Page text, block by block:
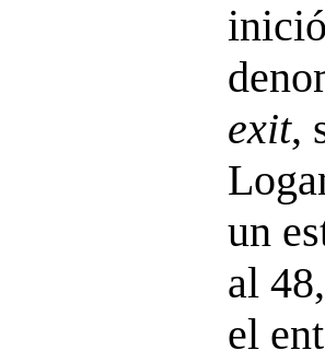
exit,
un
al
el